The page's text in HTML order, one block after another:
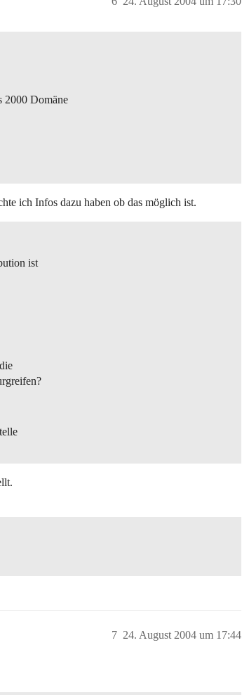
2000 Domäne
ich Infos dazu haben ob das möglich ist.
ist
24. August 2004 um 17:44
7